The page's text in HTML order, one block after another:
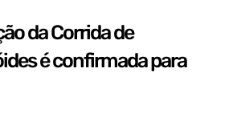
da Corrida de
é confirmada para